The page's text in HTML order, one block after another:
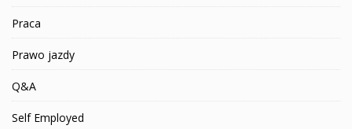
Praca
Prawo jazdy
Q&A
Self Employed